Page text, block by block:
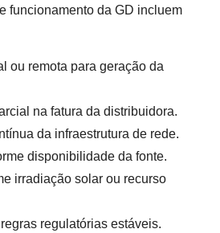
funcionamento da GD incluem
ou remota para geração da
na fatura da distribuidora.
da infraestrutura de rede.
disponibilidade da fonte.
irradiação solar ou recurso
regulatórias estáveis.